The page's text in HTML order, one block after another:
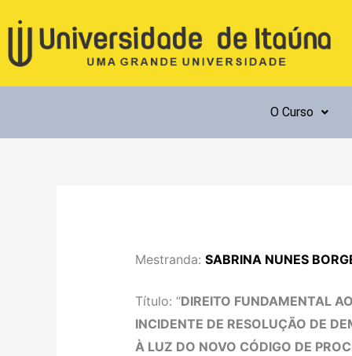
para
O Curso
Mestranda:SABRINA NUNES
Título: “DIREITO FUNDAMENTAL
INCIDENTE DE RESOLUÇÃO DE
À LUZ DO NOVO CÓDIGO DE